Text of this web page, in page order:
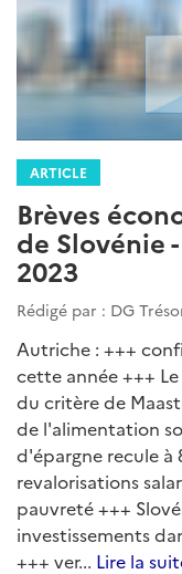
ARTICLE
Brèves
de Slovénie
2023
Rédigé par : DG
Autriche : +++
cette année +++
du critère de
de l'alimentation
d'épargne recule à
revalorisations
pauvreté +++
investissements
+++ ver... Lire la